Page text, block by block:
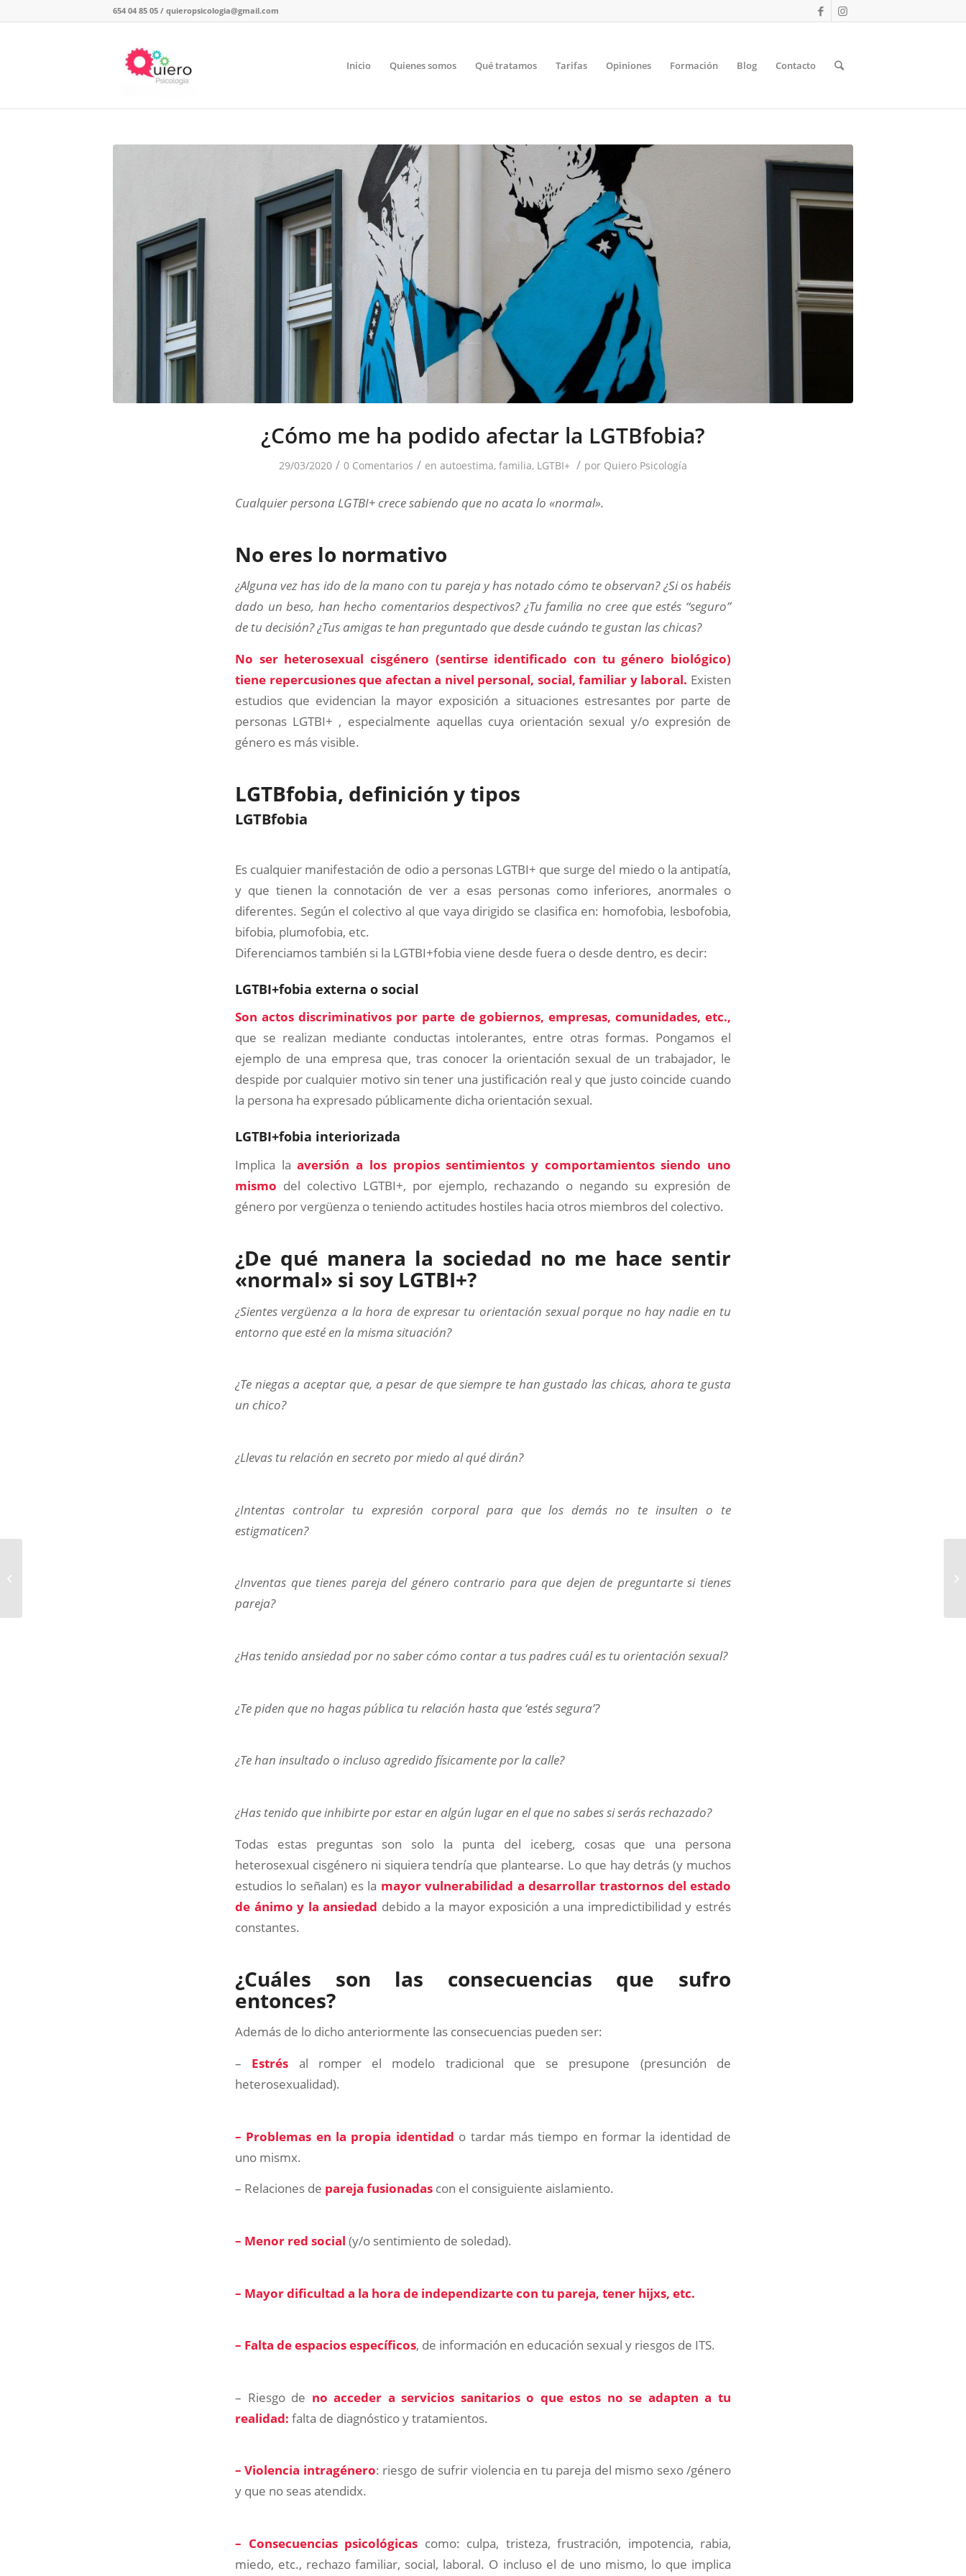
654 04 85 05 / quieropsicologia@gmail.com
Inicio Quienes somos Qué tratamos Tarifas Opiniones Formación Blog Contacto
¿Cómo me ha podido afectar la LGTBfobia?
29/03/2020 / 0 Comentarios / en autoestima, familia, LGTBI+ / por Quiero Psicología
Cualquier persona LGTBI+ crece sabiendo que no acata lo «normal».
No eres lo normativo
¿Alguna vez has ido de la mano con tu pareja y has notado cómo te observan? ¿Si os habéis
dado un beso, han hecho comentarios despectivos? ¿Tu familia no cree que estés “seguro”
de tu decisión? ¿Tus amigas te han preguntado que desde cuándo te gustan las chicas?
No ser heterosexual cisgénero (sentirse identificado con tu género biológico)
tiene repercusiones que afectan a nivel personal, social, familiar y laboral. Existen
estudios que evidencian la mayor exposición a situaciones estresantes por parte de
personas LGTBI+ , especialmente aquellas cuya orientación sexual y/o expresión de
género es más visible.
LGTBfobia, definición y tipos
LGTBfobia
Es cualquier manifestación de odio a personas LGTBI+ que surge del miedo o la antipatía,
y que tienen la connotación de ver a esas personas como inferiores, anormales o
diferentes. Según el colectivo al que vaya dirigido se clasifica en: homofobia, lesbofobia,
bifobia, plumofobia, etc.
Diferenciamos también si la LGTBI+fobia viene desde fuera o desde dentro, es decir:
LGTBI+fobia externa o social
Son actos discriminativos por parte de gobiernos, empresas, comunidades, etc.,
que se realizan mediante conductas intolerantes, entre otras formas. Pongamos el
ejemplo de una empresa que, tras conocer la orientación sexual de un trabajador, le
despide por cualquier motivo sin tener una justificación real y que justo coincide cuando
la persona ha expresado públicamente dicha orientación sexual.
LGTBI+fobia interiorizada
Implica laaversión a los propios sentimientos y comportamientos siendo uno
mismo del colectivo LGTBI+, por ejemplo, rechazando o negando su expresión de
género por vergüenza o teniendo actitudes hostiles hacia otros miembros del colectivo.
¿De qué manera la sociedad no me hace sentir
«normal» si soy LGTBI+?
¿Sientes vergüenza a la hora de expresar tu orientación sexual porque no hay nadie en tu
entorno que esté en la misma situación?
¿Te niegas a aceptar que, a pesar de que siempre te han gustado las chicas, ahora te gusta
un chico?
¿Llevas tu relación en secreto por miedo al qué dirán?
¿Intentas controlar tu expresión corporal para que los demás no te insulten o te
estigmaticen?
¿Inventas que tienes pareja del género contrario para que dejen de preguntarte si tienes
pareja?
¿Has tenido ansiedad por no saber cómo contar a tus padres cuál es tu orientación sexual?
¿Te piden que no hagas pública tu relación hasta que ‘estés segura’?
¿Te han insultado o incluso agredido físicamente por la calle?
¿Has tenido que inhibirte por estar en algún lugar en el que no sabes si serás rechazado?
Todas estas preguntas son solo la punta del iceberg, cosas que una persona
heterosexual cisgénero ni siquiera tendría que plantearse. Lo que hay detrás (y muchos
estudios lo señalan) es la mayor vulnerabilidad a desarrollar trastornos del estado
de ánimo y la ansiedad debido a la mayor exposición a una impredictibilidad y estrés
constantes.
¿Cuáles son las consecuencias que sufro
entonces?
Además de lo dicho anteriormente las consecuencias pueden ser:
– Estrés al romper el modelo tradicional que se presupone (presunción de
heterosexualidad).
– Problemas en la propia identidad o tardar más tiempo en formar la identidad de
uno mismx.
– Relaciones de pareja fusionadas con el consiguiente aislamiento.
– Menor red social (y/o sentimiento de soledad).
– Mayor dificultad a la hora de independizarte con tu pareja, tener hijxs, etc.
– Falta de espacios específicos, de información en educación sexual y riesgos de ITS.
– Riesgo de no acceder a servicios sanitarios o que estos no se adapten a tu
realidad: falta de diagnóstico y tratamientos.
– Violencia intragénero: riesgo de sufrir violencia en tu pareja del mismo sexo /género
y que no seas atendidx.
– Consecuencias psicológicas como: culpa, tristeza, frustración, impotencia, rabia,
miedo, etc., rechazo familiar, social, laboral. O incluso el de uno mismo, lo que implica